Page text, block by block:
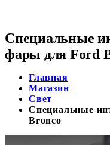
Специальные
фары для Ford
Главная
Магазин
Свет
Специальные
Bronco